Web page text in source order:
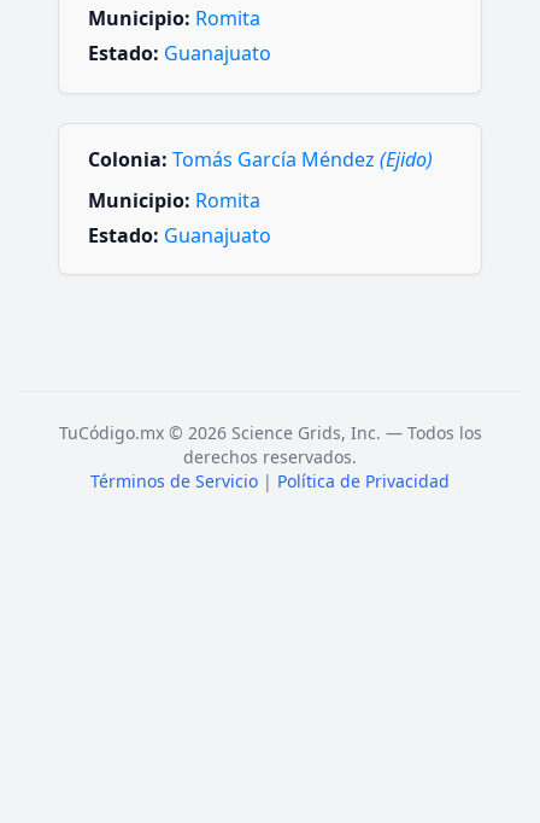
Municipio: Romita
Estado: Guanajuato
Colonia: Tomás García Méndez (Ejido)
Municipio: Romita
Estado: Guanajuato
TuCódigo.mx © 2026 Science Grids, Inc. — Todos los
derechos reservados.
Términos de Servicio | Política de Privacidad